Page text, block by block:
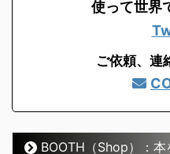
使って世界
ご依頼、連
BOOTH（Shop）：